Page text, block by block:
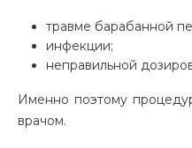
травме барабанной
инфекции;
неправильной
Именно поэтому
врачом.